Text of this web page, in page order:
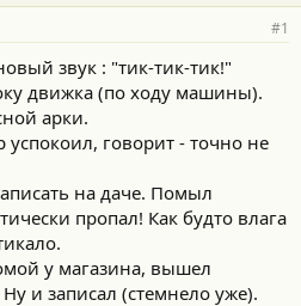
#1
звук : "тик-тик-тик!"
движка (по ходу машины).
арки.
успокоил, говорит - точно не
на даче. Помыл
пропал! Как будто влага
у магазина, вышел
и записал (стемнело уже).